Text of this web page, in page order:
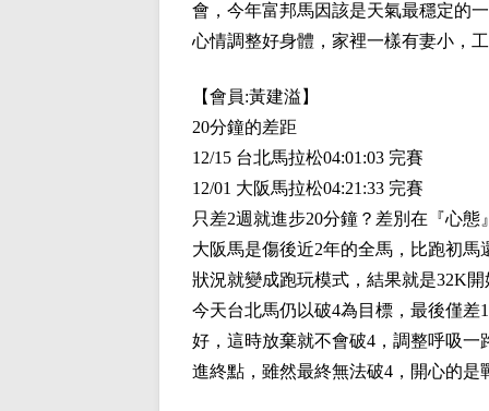
會，今年富邦馬因該是天氣最穩定的
心情調整好身體，家裡一樣有妻小，
【會員:黃建溢 】
20分鐘的差距
12/15 台北馬拉松04:01:03 完賽
12/01 大阪馬拉松04:21:33 完賽
只差2週就進步20分鐘？差別在『心態
大阪馬是傷後近2年的全馬，比跑初
狀況就變成跑玩模式，結果就是32K
今天台北馬仍以破4為目標，最後僅
好，這時放棄就不會破4，調整呼吸
進終點，雖然最終無法破4，開心的